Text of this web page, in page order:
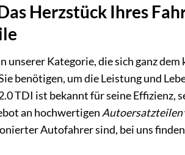
Herzstück Ihres
unserer Kategorie, die sich ganz
benötigen, um die Leistung und
TDI ist bekannt für seine
an hochwertigen Autoersatzteilen
Autofahrer sind, bei uns